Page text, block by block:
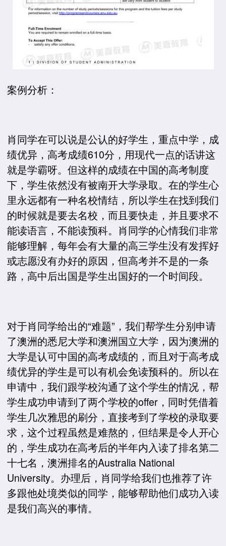
案例分析：
肖同学在可以说是公认的好学生，重点中学，成
绩优异，高考成绩610分，用现代一点的话讲这
就是学霸呀。但这样的成绩在中国的高考制度
下，学生依然没有被南开大学录取。在的学生心
里永远都有一种名校情结，所以学生在找到我们
的时候就是要去名校，而且要快走，并且要求不
能读语言，不能读预科。肖同学的心情我们非常
能够理解，每年会有大量的高三学生没有发挥好
或志愿没有办好的原因，但高考并不是的一条
路，高中后出国是学生出国好的一个时间段。
对于肖同学给出的“难题”，我们帮学生分别申请
了澳洲的悉尼大学和澳洲国立大学，因为澳洲的
大学是认可中国的高考成绩的，而且对于高考成
绩优异的学生是可以有机会免读预科的。所以在
申请中，我们跟学校沟通了这个学生的情况，帮
学生成功申请到了两个学校的offer，同时凭借着
学生几次雅思的刷分，直接考到了学校的录取要
求，这个过程虽然是难熬的，但结果是令人开心
的，学生成功在高考后的半年内入读了排名第二
十七名，澳洲排名的Australia National
University。办理后，肖同学给我们也推荐了许
多跟他处境类似的同学，能够帮助他们成功入读
是我们高兴的事情。